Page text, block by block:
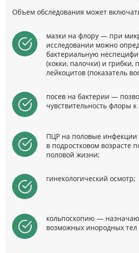
Объем обследования может
мазки на флору — при
исследовании можно
бактериальную
(кокки, палочки) и
лейкоцитов (показатель
посев на бактерии —
чувствительность флоры
ПЦР на половые
в подростковом возрасте
половой жизни;
гинекологический осмотр;
кольпоскопию —
возможных инородных тел